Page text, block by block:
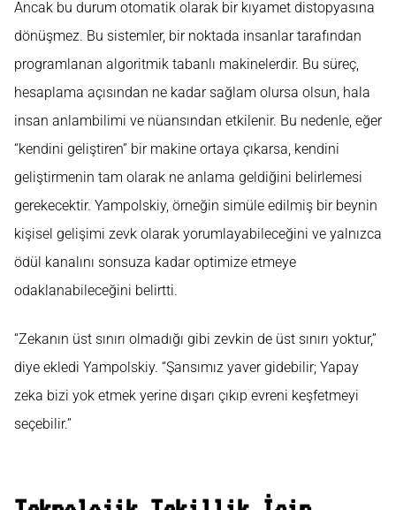
Ancak bu durum otomatik olarak bir kıyamet distopyasına
dönüşmez. Bu sistemler, bir noktada insanlar tarafından
programlanan algoritmik tabanlı makinelerdir. Bu süreç,
hesaplama açısından ne kadar sağlam olursa olsun, hala
insan anlambilimi ve nüansından etkilenir. Bu nedenle, eğer
“kendini geliştiren” bir makine ortaya çıkarsa, kendini
geliştirmenin tam olarak ne anlama geldiğini belirlemesi
gerekecektir. Yampolskiy, örneğin simüle edilmiş bir beynin
kişisel gelişimi zevk olarak yorumlayabileceğini ve yalnızca
ödül kanalını sonsuza kadar optimize etmeye
odaklanabileceğini belirtti.
“Zekanın üst sınırı olmadığı gibi zevkin de üst sınırı yoktur,”
diye ekledi Yampolskiy. “Şansımız yaver gidebilir; Yapay
zeka bizi yok etmek yerine dışarı çıkıp evreni keşfetmeyi
seçebilir.”